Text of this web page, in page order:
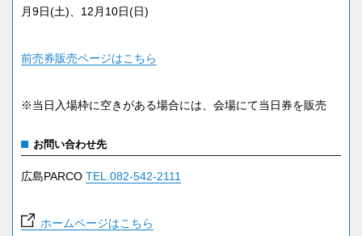
月9日(土)、12月10日(日)
前売券販売ページはこちら
※当日入場枠に空きがある場合には、会場にて当日券を販売
お問い合わせ先
広島PARCO TEL.082-542-2111
ホームページはこちら